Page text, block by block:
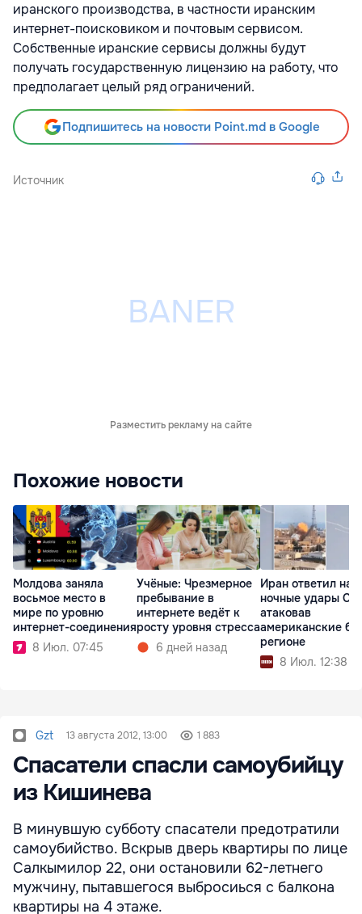
иранского производства, в частности иранским
интернет-поисковиком и почтовым сервисом.
Собственные иранские сервисы должны будут
получать государственную лицензию на работу, что
предполагает целый ряд ограничений.
Подпишитесь на новости Point.md в Google
Источник
Разместить рекламу на сайте
Похожие новости
Молдова заняла
восьмое место в
мире по уровню
интернет-соединения
8 Июл. 07:45
Учёные: Чрезмерное
пребывание в
интернете ведёт к
росту уровня стресса
6 дней назад
Иран ответил на
ночные удары
атаковав
американские
регионе
8 Июл. 12:38
Gzt 13 августа 2012, 13:00 1 883
Спасатели спасли самоубийцу
из Кишинева
В минувшую субботу спасатели предотратили
самоубийство. Вскрыв дверь квартиры по лице
Салкымилор 22, они остановили 62-летнего
мужчину, пытавшегося выбросиься с балкона
квартиры на 4 этаже.